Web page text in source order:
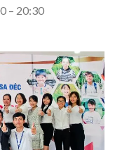
– 20:30